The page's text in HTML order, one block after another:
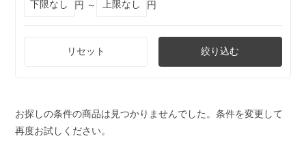
円 ～
円
リセット 絞り込む
お探しの条件の商品は見つかりませんでした。条件を変更して
再度お試しください。